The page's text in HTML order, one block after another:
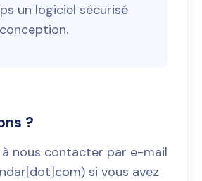
un logiciel sécurisé
?
à nous contacter par e-mail
si vous avez